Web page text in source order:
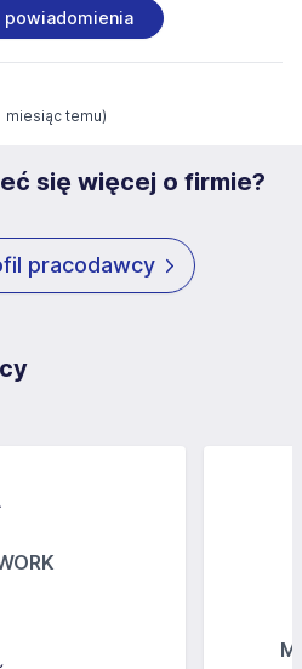
lub pisemnie na adres
informacyjna.html
aplikacyjnych (w tym
rekrutacji przez okres
i może być w każdym
powiadomienia
miesiąc temu)
się więcej o firmie?
pracodawcy